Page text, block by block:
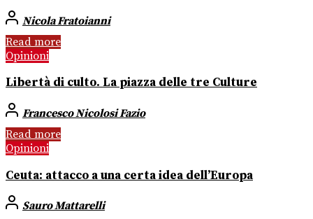
Nicola Fratoianni
Read more
Opinioni
Libertà di culto. La piazza delle tre Culture
Francesco Nicolosi Fazio
Read more
Opinioni
Ceuta: attacco a una certa idea dell’Europa
Sauro Mattarelli